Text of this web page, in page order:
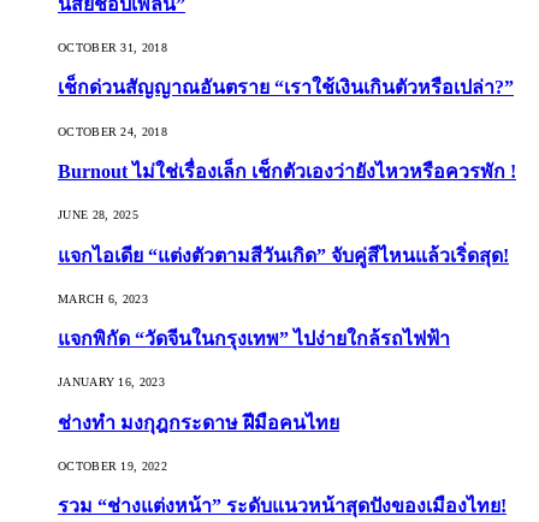
นิสัยช้อปเพลิน”
OCTOBER 31, 2018
เช็กด่วนสัญญาณอันตราย “เราใช้เงินเกินตัวหรือเปล่า?”
OCTOBER 24, 2018
Burnout ไม่ใช่เรื่องเล็ก เช็กตัวเองว่ายังไหวหรือควรพัก !
JUNE 28, 2025
แจกไอเดีย “แต่งตัวตามสีวันเกิด” จับคู่สีไหนแล้วเริ่ดสุด!
MARCH 6, 2023
แจกพิกัด “วัดจีนในกรุงเทพ” ไปง่ายใกล้รถไฟฟ้า
JANUARY 16, 2023
ช่างทำ มงกุฎกระดาษ ฝีมือคนไทย
OCTOBER 19, 2022
รวม “ช่างแต่งหน้า” ระดับแนวหน้าสุดปังของเมืองไทย!